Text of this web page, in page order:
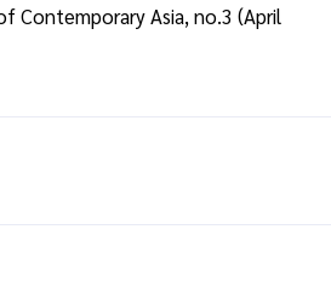
Contemporary Asia, no.3 (April